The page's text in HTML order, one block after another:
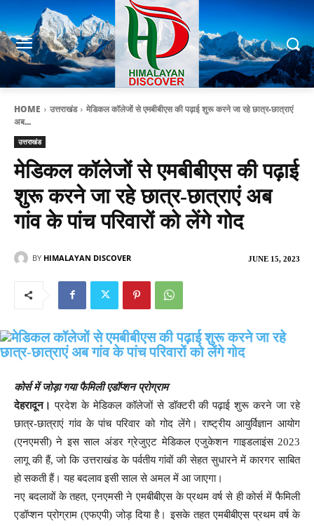
HOME उत्तराखंड
मेडिकल कॉलेजों से एमबीबीएस की पढ़ाई शुरू करने जा रहे छात्र-छात्राएं
अब...
उत्तराखंड
मेडिकल कॉलेजों से एमबीबीएस की पढ़ाई
शुरू करने जा रहे छात्र-छात्राएं अब
गांव के पांच परिवारों को लेंगे गोद
JUNE 15, 2023
BY HIMALAYAN DISCOVER
कोर्स में जोड़ा गया फैमिली एडॉप्शन प्रोग्राम
देहरादून। प्रदेश के मेडिकल कॉलेजों से डॉक्टरी की पढ़ाई शुरू करने जा रहे
छात्र-छात्राएं गांव के पांच परिवार को गोद लेंगे। राष्ट्रीय आयुर्विज्ञान आयोग
(एनएमसी) ने इस साल अंडर ग्रेजुएट मेडिकल एजुकेशन गाइडलाइंस 2023
लागू की हैं, जो कि उत्तराखंड के पर्वतीय गांवों की सेहत सुधारने में कारगर साबित
हो सकती हैं। यह बदलाव इसी साल से अमल में आ जाएगा।
नए बदलावों के तहत, एनएमसी ने एमबीबीएस के प्रथम वर्ष से ही कोर्स में फैमिली
एडॉप्शन प्रोग्राम (एफएपी) जोड़ दिया है। इसके तहत एमबीबीएस प्रथम वर्ष के